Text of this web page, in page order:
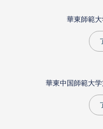
華東師範
華東中国師範大